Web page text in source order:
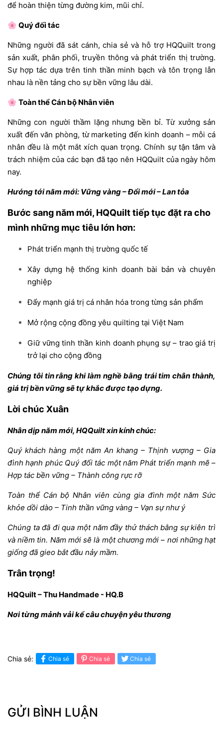
để hoàn thiện từng đường kim, mũi chỉ.
🌸 Quý đối tác
Những người đã sát cánh, chia sẻ và hỗ trợ HQQuilt trong
sản xuất, phân phối, truyền thông và phát triển thị trường.
Sự hợp tác dựa trên tinh thần minh bạch và tôn trọng lẫn
nhau là nền tảng cho sự bền vững lâu dài.
🌸 Toàn thể Cán bộ Nhân viên
Những con người thầm lặng nhưng bền bỉ. Từ xưởng sản
xuất đến văn phòng, từ marketing đến kinh doanh – mỗi cá
nhân đều là một mắt xích quan trọng. Chính sự tận tâm và
trách nhiệm của các bạn đã tạo nên HQQuilt của ngày hôm
nay.
Hướng tới năm mới: Vững vàng – Đổi mới – Lan tỏa
Bước sang năm mới, HQQuilt tiếp tục đặt ra cho
mình những mục tiêu lớn hơn:
Phát triển mạnh thị trường quốc tế
Xây dựng hệ thống kinh doanh bài bản và chuyên
nghiệp
Đẩy mạnh giá trị cá nhân hóa trong từng sản phẩm
Mở rộng cộng đồng yêu quilting tại Việt Nam
Giữ vững tinh thần kinh doanh phụng sự – trao giá trị
trở lại cho cộng đồng
Chúng tôi tin rằng khi làm nghề bằng trái tim chân thành,
giá trị bền vững sẽ tự khắc được tạo dựng.
Lời chúc Xuân
Nhân dịp năm mới, HQQuilt xin kính chúc:
Quý khách hàng một năm An khang – Thịnh vượng – Gia
đình hạnh phúc Quý đối tác một năm Phát triển mạnh mẽ –
Hợp tác bền vững – Thành công rực rỡ
Toàn thể Cán bộ Nhân viên cùng gia đình một năm Sức
khỏe dồi dào – Tinh thần vững vàng – Vạn sự như ý
Chúng ta đã đi qua một năm đầy thử thách bằng sự kiên trì
và niềm tin. Năm mới sẽ là một chương mới – nơi những hạt
giống đã gieo bắt đầu nảy mầm.
Trân trọng!
HQQuilt – Thu Handmade - HQ.B
Nơi từng mảnh vải kể câu chuyện yêu thương
Chia sẻ: Chia sẻ Chia sẻ Chia sẻ
GỬI BÌNH LUẬN